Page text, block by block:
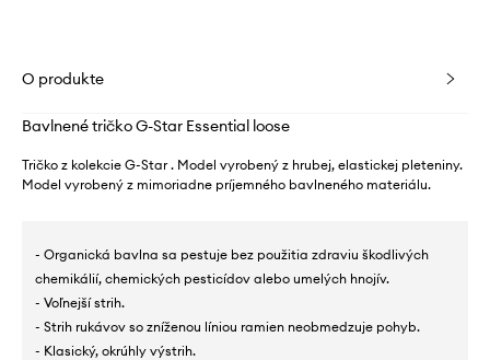
O produkte
Bavlnené tričko G-Star Essential loose
Tričko z kolekcie G-Star . Model vyrobený z hrubej, elastickej pleteniny.
Model vyrobený z mimoriadne príjemného bavlneného materiálu.
- Organická bavlna sa pestuje bez použitia zdraviu škodlivých
chemikálií, chemických pesticídov alebo umelých hnojív.
- Voľnejší strih.
- Strih rukávov so zníženou líniou ramien neobmedzuje pohyb.
- Klasický, okrúhly výstrih.